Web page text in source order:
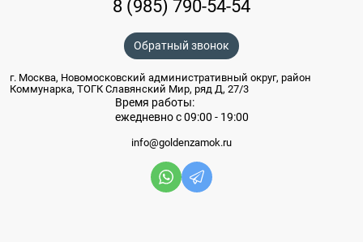
8 (985) 790-54-54
Обратный звонок
г. Москва, Новомосковский административный округ, район
Коммунарка, ТОГК Славянский Мир, ряд Д, 27/3
Время работы:
ежедневно с 09:00 - 19:00
info@goldenzamok.ru